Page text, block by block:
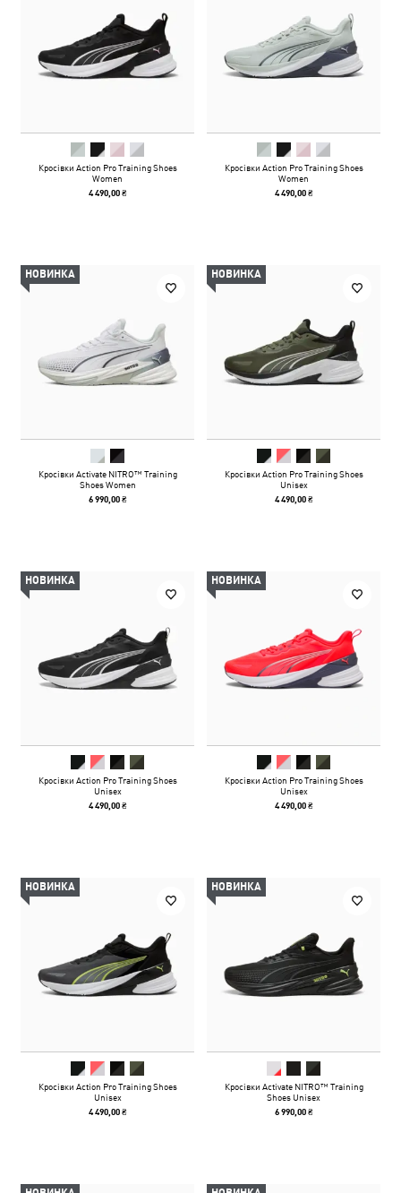
Кросівки Action Pro Training Shoes
Women
4 490,00 ₴
Кросівки Action Pro Training Shoes
Women
4 490,00 ₴
НОВИНКА
Кросівки Activate NITRO™ Training
Shoes Women
6 990,00 ₴
НОВИНКА
Кросівки Action Pro Training Shoes
Unisex
4 490,00 ₴
НОВИНКА
Кросівки Action Pro Training Shoes
Unisex
4 490,00 ₴
НОВИНКА
Кросівки Action Pro Training Shoes
Unisex
4 490,00 ₴
НОВИНКА
Кросівки Action Pro Training Shoes
Unisex
4 490,00 ₴
НОВИНКА
Кросівки Activate NITRO™ Training
Shoes Unisex
6 990,00 ₴